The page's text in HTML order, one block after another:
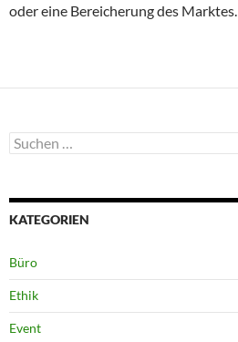
oder eine Bereicherung des Marktes.
Suchen
nach:
KATEGORIEN
Büro
Ethik
Event